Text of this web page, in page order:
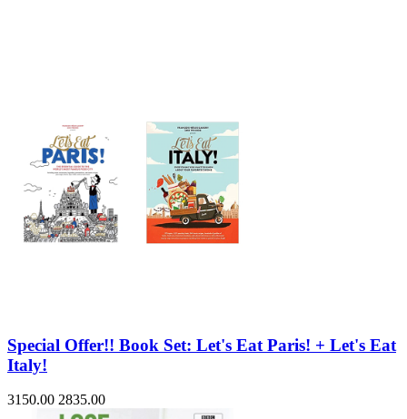
Special Offer!! Book Set: Let's Eat Paris! + Let's Eat
Italy!
3150.00 2835.00